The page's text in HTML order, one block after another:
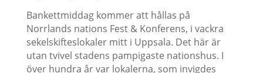
Bankettmiddag kommer att hållas på
Norrlands nations Fest & Konferens, i vackra
sekelskifteslokaler mitt i Uppsala. Det här är
utan tvivel stadens pampigaste nationshus. I
över hundra år var lokalerna, som invigdes